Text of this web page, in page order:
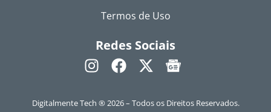
Termos de Uso
Redes Sociais
Digitalmente Tech ® 2026 – Todos os Direitos Reservados.